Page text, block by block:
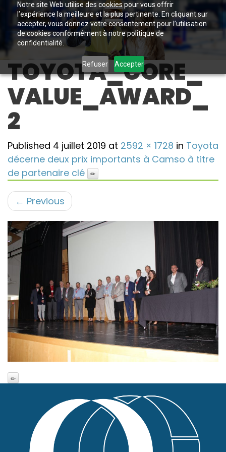
Notre site Web utilise des cookies pour vous offrir
l’expérience la meilleure et la plus pertinente. En cliquant sur
accepter, vous donnez votre consentement pour l’utilisation
de cookies conformément à notre politique de
confidentialité.
Refuser Accepter
TOYOTA_CORE_
VALUE_AWARD_
2
Published 4 juillet 2019 at 2592 × 1728 in Toyota
décerne deux prix importants à Camso à titre
de partenaire clé
← Previous